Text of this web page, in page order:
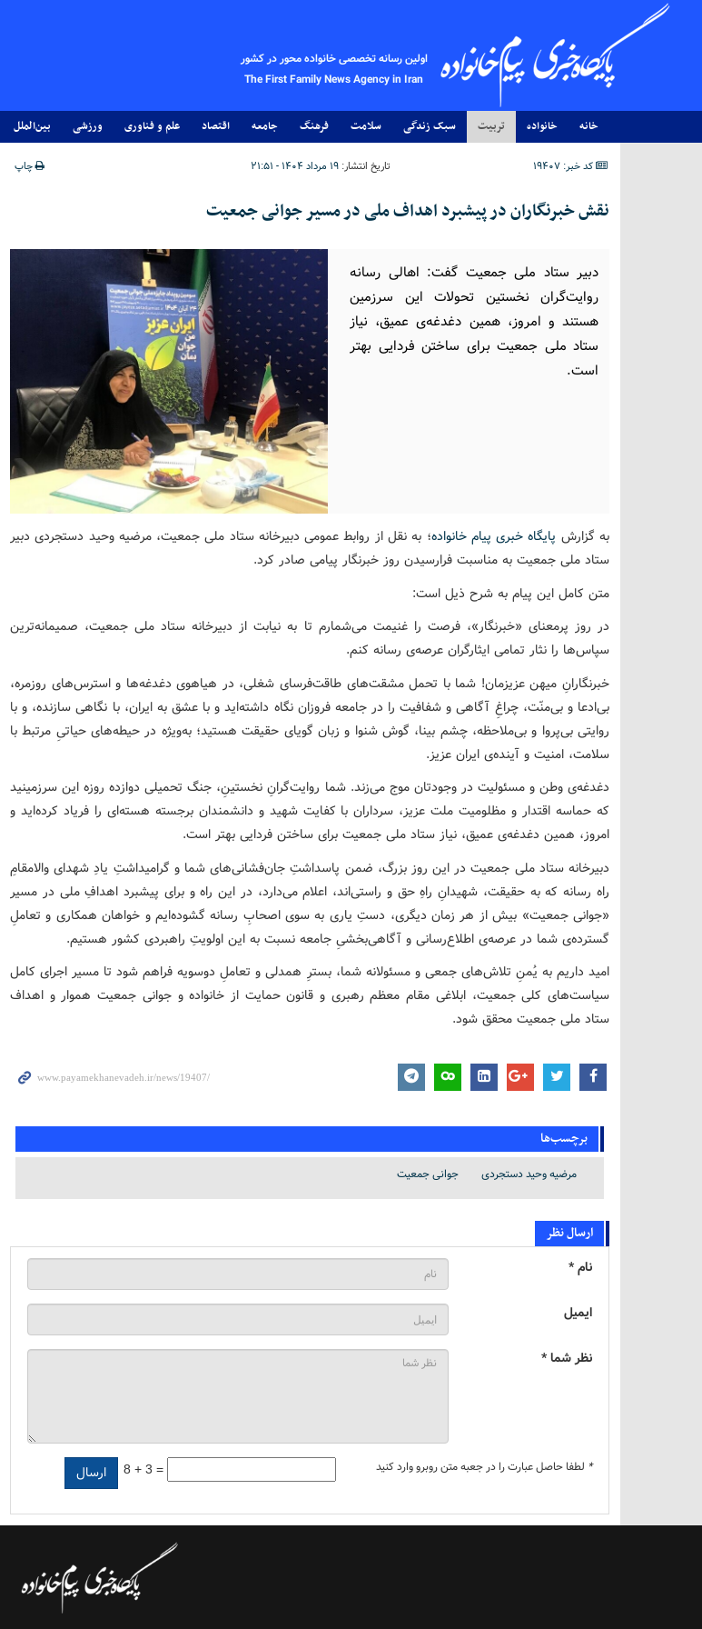
اولین رسانه تخصصی خانواده محور در کشور
The First Family News Agency in Iran
خانه خانواده تربیت سبک زندگی سلامت فرهنگ جامعه اقتصاد علم و فناوری ورزشی بین‌الملل
کد خبر: 19407 تاریخ انتشار: ۱۹ مرداد ۱۴۰۴ - ۲۱:۵۱ چاپ
نقش خبرنگاران در پیشبرد اهداف ملی در مسیر جوانی جمعیت
دبیر ستاد ملی جمعیت گفت: اهالی رسانه
روایت‌گران نخستین تحولات این سرزمین
هستند و امروز، همین دغدغه‌ی عمیق، نیاز
ستاد ملی جمعیت برای ساختن فردایی بهتر
است.
به گزارش پایگاه خبری پیام خانواده؛ به نقل از روابط عمومی دبیرخانه ستاد ملی جمعیت، مرضیه وحید دستجردی دبیر
ستاد ملی جمعیت به مناسبت فرارسیدن روز خبرنگار پیامی صادر کرد.
متن کامل این پیام به شرح ذیل است:
در روز پرمعنای «خبرنگار»، فرصت را غنیمت می‌شمارم تا به نیابت از دبیرخانه ستاد ملی جمعیت، صمیمانه‌ترین
سپاس‌ها را نثار تمامی ایثارگران عرصه‌ی رسانه کنم.
خبرنگارانِ میهن عزیزمان! شما با تحمل مشقت‌های طاقت‌فرسای شغلی، در هیاهوی دغدغه‌ها و استرس‌های روزمره،
بی‌ادعا و بی‌منّت، چراغِ آگاهی و شفافیت را در جامعه فروزان نگاه داشته‌اید و با عشق به ایران، با نگاهی سازنده، و با
روایتی بی‌پروا و بی‌ملاحظه، چشم بینا، گوش شنوا و زبان گویای حقیقت هستید؛ به‌ویژه در حیطه‌های حیاتیِ مرتبط با
سلامت، امنیت و آینده‌ی ایران عزیز.
دغدغه‌ی وطن و مسئولیت در وجودتان موج می‌زند. شما روایت‌گرانِ نخستینِ، جنگ تحمیلی دوازده روزه این سرزمینید
که حماسه اقتدار و مظلومیت ملت عزیز، سرداران با کفایت شهید و دانشمندان برجسته هسته‌ای را فریاد کرده‌اید و
امروز، همین دغدغه‌ی عمیق، نیاز ستاد ملی جمعیت برای ساختن فردایی بهتر است.
دبیرخانه ستاد ملی جمعیت در این روز بزرگ، ضمن پاسداشتِ جان‌فشانی‌های شما و گرامیداشتِ یادِ شهدای والامقامِ
راه رسانه که به حقیقت، شهیدانِ راهِ حق و راستی‌اند، اعلام می‌دارد، در این راه و برای پیشبرد اهدافِ ملی در مسیر
«جوانی جمعیت» بیش از هر زمان دیگری، دستِ یاری به سوی اصحابِ رسانه گشوده‌ایم و خواهان همکاری و تعاملِ
گسترده‌ی شما در عرصه‌ی اطلاع‌رسانی و آگاهی‌بخشیِ جامعه نسبت به این اولویتِ راهبردی کشور هستیم.
امید داریم به یُمنِ تلاش‌های جمعی و مسئولانه شما، بسترِ همدلی و تعاملِ دوسویه فراهم شود تا مسیر اجرای کامل
سیاست‌های کلی جمعیت، ابلاغی مقام معظم رهبری و قانون حمایت از خانواده و جوانی جمعیت هموار و اهداف
ستاد ملی جمعیت محقق شود.
برچسب‌ها
مرضیه وحید دستجردی جوانی جمعیت
ارسال نظر
نام *
ایمیل
نظر شما *
* لطفا حاصل عبارت را در جعبه متن روبرو وارد کنید 8 + 3 =